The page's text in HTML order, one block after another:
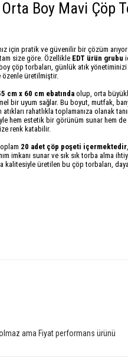
Boy Mavi Çöp
için pratik ve güvenilir bir çözüm
size göre. Özellikle EDT ürün grubu
çöp torbaları, günlük atık yönetiminizi
özenle üretilmiştir.
cm x 60 cm ebatında olup, orta
bir uyum sağlar. Bu boyut, mutfak,
rahatlıkla toplamanıza olanak
hem estetik bir görünüm sunar hem de
renk katabilir.
20 adet çöp poşeti içermektedir
imkanı sunar ve sık sık torba alma
kalitesiyle üretilen bu çöp torbaları, daya
ama Fiyat performans ürünü